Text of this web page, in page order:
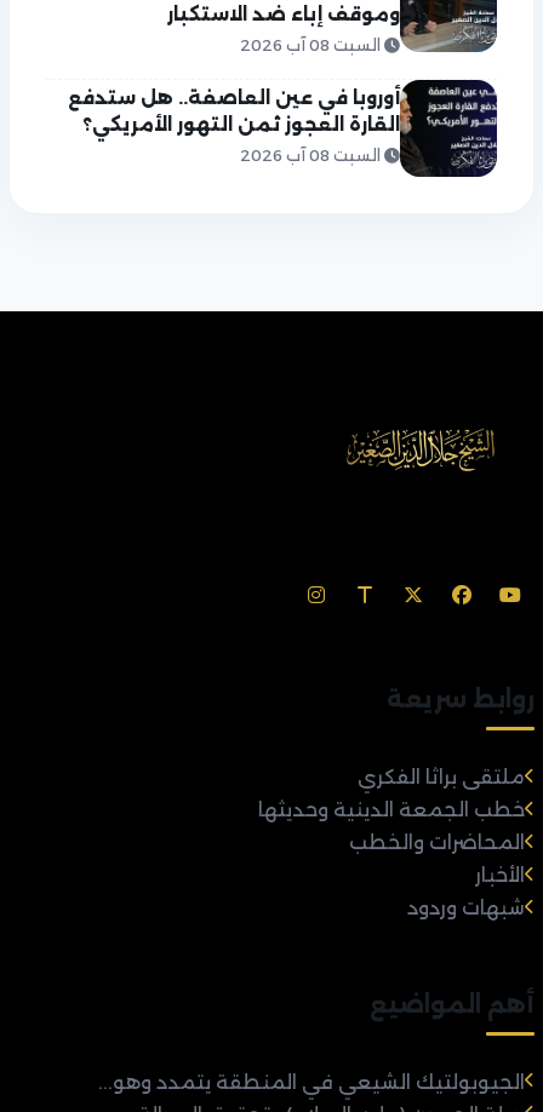
وموقف إباء ضد الاستكبار
السبت 08 آب 2026
أوروبا في عين العاصفة.. هل ستدفع
القارة العجوز ثمن التهور الأمريكي؟
السبت 08 آب 2026
روابط سريعة
ملتقى براثا الفكري
خطب الجمعة الدينية وحديثها
المحاضرات والخطب
الأخبار
شبهات وردود
أهم المواضيع
الجيوبولتيك الشيعي في المنطقة يتمدد وهو...